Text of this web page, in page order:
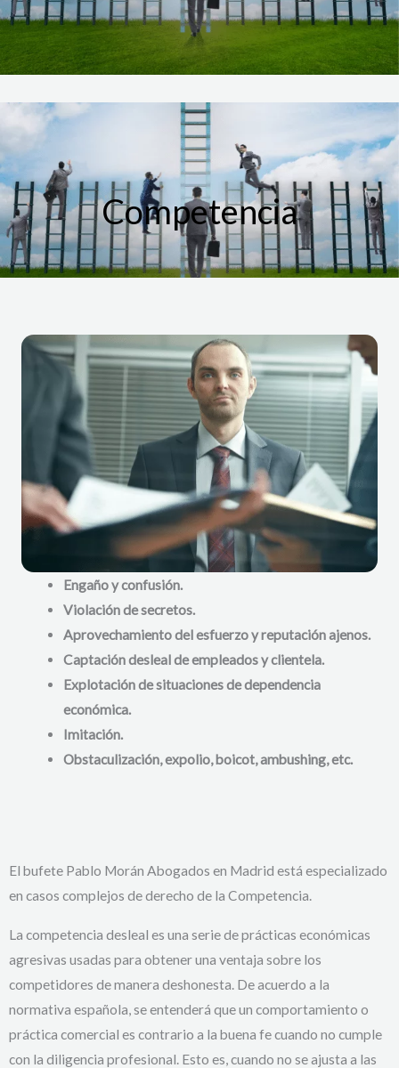
Competencia
Engaño y confusión.
Violación de secretos.
Aprovechamiento del esfuerzo y reputación ajenos.
Captación desleal de empleados y clientela.
Explotación de situaciones de dependencia
económica.
Imitación.
Obstaculización, expolio, boicot, ambushing, etc.
El bufete Pablo Morán Abogados en Madrid está especializado
en casos complejos de derecho de la Competencia.
La competencia desleal es una serie de prácticas económicas
agresivas usadas para obtener una ventaja sobre los
competidores de manera deshonesta. De acuerdo a la
normativa española, se entenderá que un comportamiento o
práctica comercial es contrario a la buena fe cuando no cumple
con la diligencia profesional. Esto es, cuando no se ajusta a las